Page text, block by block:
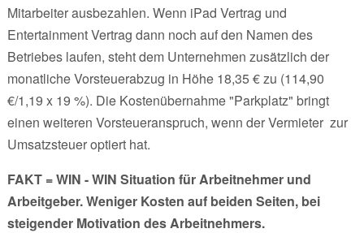
Mitarbeiter ausbezahlen. Wenn iPad Vertrag und
Entertainment Vertrag dann noch auf den Namen des
Betriebes laufen, steht dem Unternehmen zusätzlich der
monatliche Vorsteuerabzug in Höhe 18,35 € zu (114,90
€/1,19 x 19 %). Die Kostenübernahme "Parkplatz" bringt
einen weiteren Vorsteueranspruch, wenn der Vermieter zur
Umsatzsteuer optiert hat.
FAKT = WIN - WIN Situation für Arbeitnehmer und
Arbeitgeber. Weniger Kosten auf beiden Seiten, bei
steigender Motivation des Arbeitnehmers.